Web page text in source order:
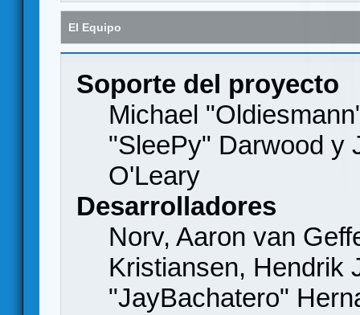
El Equipo
Soporte del proyecto
Michael
"SleePy" Darwood y
O'Leary
Desarrolladores
Norv, Aaron van
Kristiansen, Hendrik
"JayBachatero"